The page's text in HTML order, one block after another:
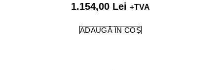
1.154,00 Lei +TVA
ADAUGĂ ÎN COȘ